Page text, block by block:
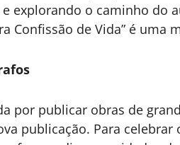
explorando o caminho do
Confissão de Vida” é uma
por publicar obras de
publicação. Para